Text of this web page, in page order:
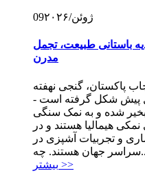
09 ۲۰۲۶/ژوئن
باستانی طبیعت، تجمل
مدرن
پنجاب پاکستان، گنجی نهفته
سال پیش شکل گرفته است -
شده و به نمک سنگی
نمکی هیمالیا هستند و در
و تجربیات آشپزی در
چه...
بیشتر >>